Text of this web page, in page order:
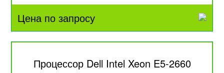
Цена по запросу
Процессор Dell Intel Xeon E5-2660